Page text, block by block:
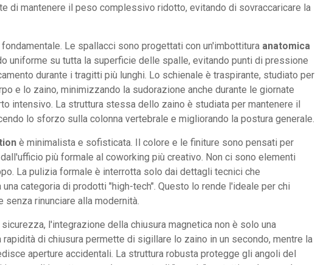
di mantenere il peso complessivo ridotto, evitando di sovraccaricare la
Le spallacci sono progettati con un'imbottitura anatomica
uniforme su tutta la superficie delle spalle, evitando punti di pressione
durante i tragitti più lunghi. Lo schienale è traspirante, studiato per
e lo zaino, minimizzando la sudorazione anche durante le giornate
intensivo. La struttura stessa dello zaino è studiata per mantenere il
lo sforzo sulla colonna vertebrale e migliorando la postura generale.
è minimalista e sofisticata. Il colore e le finiture sono pensati per
più formale al coworking più creativo. Non ci sono elementi
La pulizia formale è interrotta solo dai dettagli tecnici che
categoria di prodotti "high-tech". Questo lo rende l'ideale per chi
rinunciare alla modernità.
l'integrazione della chiusura magnetica non è solo una
rapidità di chiusura permette di sigillare lo zaino in un secondo, mentre la
aperture accidentali. La struttura robusta protegge gli angoli del